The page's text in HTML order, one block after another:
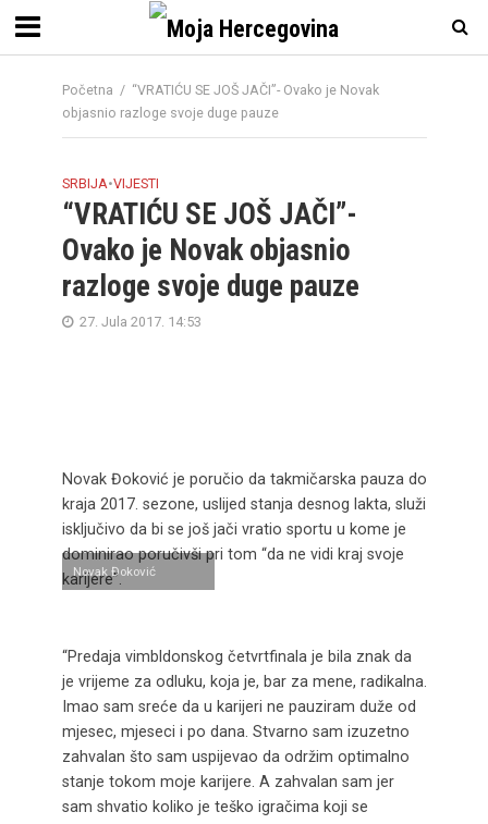
Početna / “VRATIĆU SE JOŠ JAČI”- Ovako je Novak
objasnio razloge svoje duge pauze
SRBIJA•VIJESTI
“VRATIĆU SE JOŠ JAČI”-
Ovako je Novak objasnio
razloge svoje duge pauze
27. Jula 2017. 14:53
Novak Đoković je poručio da takmičarska pauza do
kraja 2017. sezone, uslijed stanja desnog lakta, služi
isključivo da bi se još jači vratio sportu u kome je
dominirao poručivši pri tom “da ne vidi kraj svoje
karijere”.
Novak Đoković
“Predaja vimbldonskog četvrtfinala je bila znak da
je vrijeme za odluku, koja je, bar za mene, radikalna.
Imao sam sreće da u karijeri ne pauziram duže od
mjesec, mjeseci i po dana. Stvarno sam izuzetno
zahvalan što sam uspijevao da održim optimalno
stanje tokom moje karijere. A zahvalan sam jer
sam shvatio koliko je teško igračima koji se